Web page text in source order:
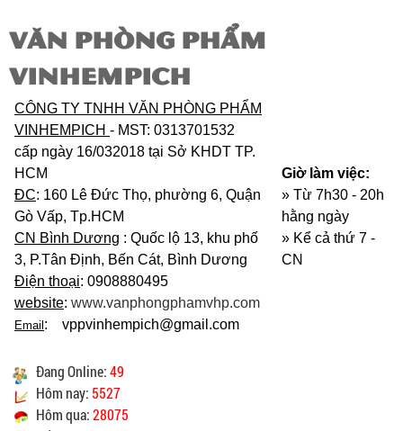
VĂN PHÒNG PHẨM
VINHEMPICH
CÔNG TY TNHH VĂN PHÒNG PHẨM
VINHEMPICH - MST: 0313701532
cấp ngày 16/032018 tại Sở KHDT TP.
HCM
ĐC: 160 Lê Đức Thọ, phường 6, Quận
Gò Vấp, Tp.HCM
CN Bình Dương : Quốc lộ 13, khu phố
3, P.Tân Định, Bến Cát, Bình Dương
Điện thoại: 0908880495
website: www.vanphongphamvhp.com
Email: vppvinhempich@gmail.com
Giờ làm việc:
» Từ 7h30 - 20h
hằng ngày
» Kể cả thứ 7 -
CN
Đang Online:49
Hôm nay: 5527
Hôm qua:28075